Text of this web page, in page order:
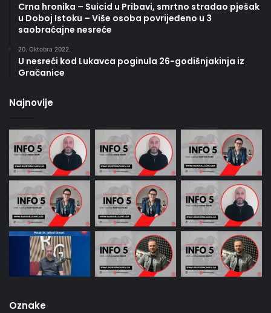
Crna hronika – Suicid u Pribavi, smrtno stradao pješak
u Doboj Istoku – Više osoba povrijeđeno u 3
saobraćajne nesreće
20. Oktobra 2022.
U nesreći kod Lukavca poginula 26-godišnjakinja iz
Gračanice
Najnovije
Oznake